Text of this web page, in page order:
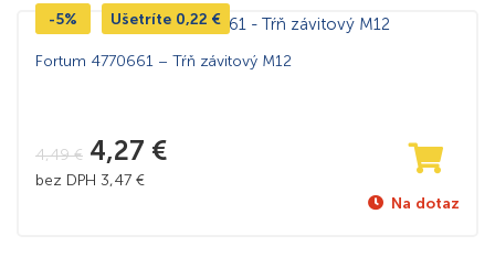
-5% Ušetríte 0,22 €
Fortum 4770661 – Tŕň závitový M12
4,49€ 4,27 €
bez DPH 3,47 €
Na dotaz